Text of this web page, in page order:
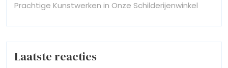
Prachtige Kunstwerken in Onze Schilderijenwinkel
Laatste reacties